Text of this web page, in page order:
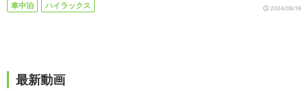
車中泊 ハイラックス 2024/08/16
最新動画